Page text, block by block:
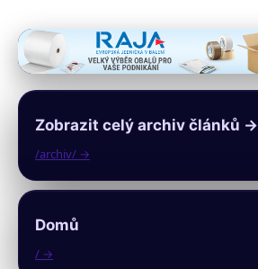
Zobrazit celý archiv článků →
/archiv/ →
Domů
/ →